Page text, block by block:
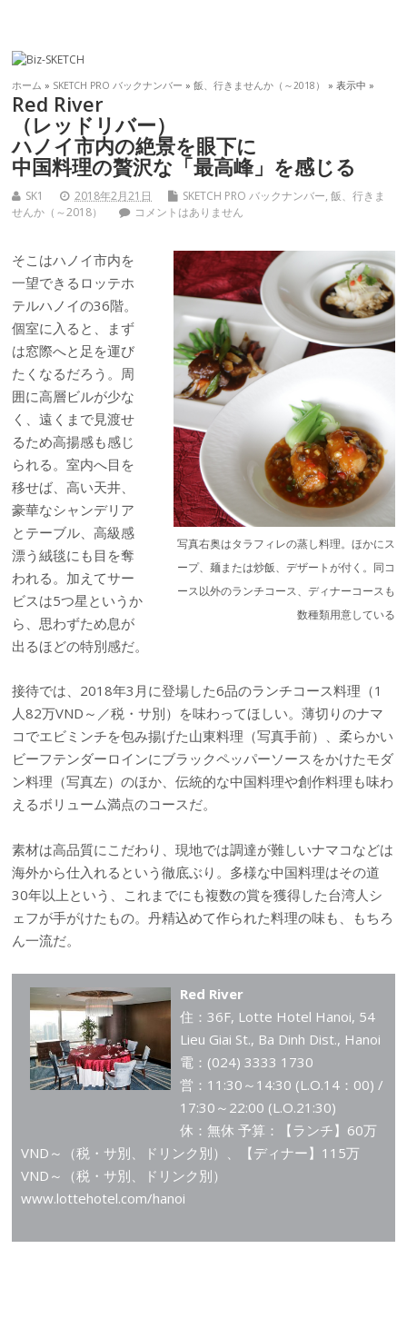
ホーム » SKETCH PRO バックナンバー »飯、行きませんか（～2018） » 表示中 »
Red River
（レッドリバー）
ハノイ市内の絶景を眼下に
中国料理の贅沢な「最高峰」を感じる
SK1 2018年2月21日 SKETCH PRO バックナンバー,飯、行きま
せんか（～2018）
コメントはありません
写真右奥はタラフィレの蒸し料理。ほかにス
ープ、麺または炒飯、デザートが付く。同コ
ース以外のランチコース、ディナーコースも
数種類用意している
そこはハノイ市内を
一望できるロッテホ
テルハノイの36階。
個室に入ると、まず
は窓際へと足を運び
たくなるだろう。周
囲に高層ビルが少な
く、遠くまで見渡せ
るため高揚感も感じ
られる。室内へ目を
移せば、高い天井、
豪華なシャンデリア
とテーブル、高級感
漂う絨毯にも目を奪
われる。加えてサー
ビスは5つ星というか
ら、思わずため息が
出るほどの特別感だ。
接待では、2018年3月に登場した6品のランチコース料理（1
人82万VND～／税・サ別）を味わってほしい。薄切りのナマ
コでエビミンチを包み揚げた山東料理（写真手前）、柔らかい
ビーフテンダーロインにブラックペッパーソースをかけたモダ
ン料理（写真左）のほか、伝統的な中国料理や創作料理も味わ
えるボリューム満点のコースだ。
素材は高品質にこだわり、現地では調達が難しいナマコなどは
海外から仕入れるという徹底ぶり。多様な中国料理はその道
30年以上という、これまでにも複数の賞を獲得した台湾人シ
ェフが手がけたもの。丹精込めて作られた料理の味も、もちろ
ん一流だ。
Red River
住：36F, Lotte Hotel Hanoi, 54
Lieu Giai St., Ba Dinh Dist., Hanoi
電：(024) 3333 1730
営：11:30～14:30 (L.O.14：00) /
17:30～22:00 (L.O.21:30)
休：無休 予算：【ランチ】60万
VND～（税・サ別、ドリンク別）、【ディナー】115万
VND～（税・サ別、ドリンク別）
www.lottehotel.com/hanoi